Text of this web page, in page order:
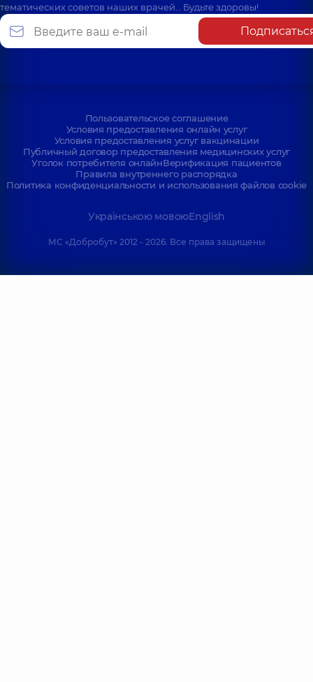
тематических советов наших врачей… Будьте здоровы!
Пользовательское соглашение
Условия предоставления онлайн услуг
Условия предоставления услуг вакцинации
Публичный договор предоставления медицинских услуг
Уголок потребителя онлайнВерификация пациентов
Правила внутреннего распорядка
Политика конфиденциальности и использования файлов cookie
Українською мовоюEnglish
МС «Добробут» 2012 - 2026. Все права защищены